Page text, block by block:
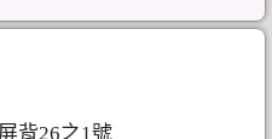
背26之1號